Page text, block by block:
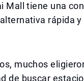
Mall tiene una
rápida
muchos
de buscar